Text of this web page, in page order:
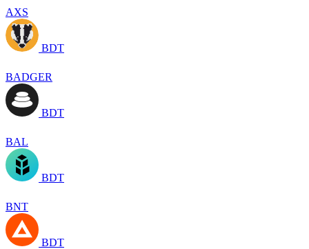
AXS
BDT
BADGER
BDT
BAL
BDT
BNT
BDT